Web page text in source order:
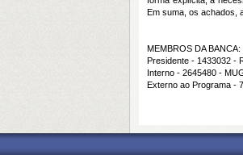
Em suma, os achados,
MEMBROS DA BANCA:
Presidente - 1433032 -
Interno - 2645480 -
Externo ao Programa -